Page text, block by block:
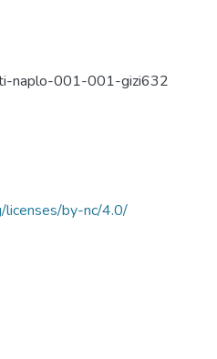
001-001-gizi632
licenses/by-nc/4.0/